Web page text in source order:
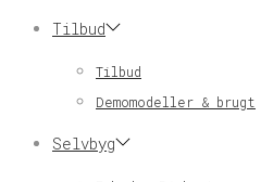
Tilbud
Tilbud
Demomodeller & brugt
Selvbyg